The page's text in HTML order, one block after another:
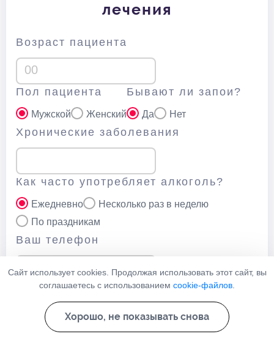
лечения
Возраст пациента
Пол пациента
Мужской Женский
Бывают ли запои?
Да Нет
Хронические заболевания
Как часто употребляет алкоголь?
Ежедневно
Несколько раз в неделю
По праздникам
Ваш телефон
конфеденциальности данного сайта
Сайт использует cookies. Продолжая использовать этот сайт, вы
соглашаетесь с использованием cookie-файлов
Хорошо, не показывать снова